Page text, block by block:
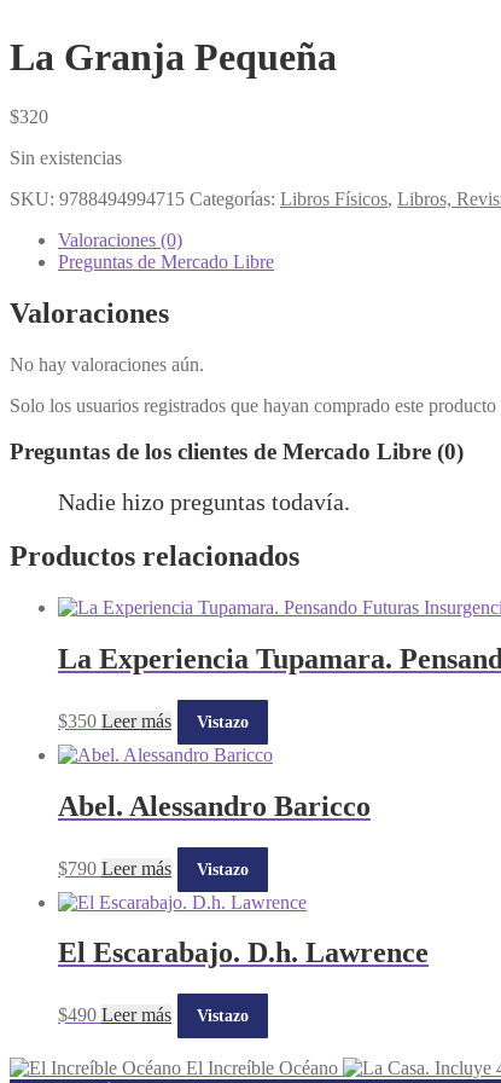
La Granja Pequeña
$320
Sin existencias
SKU: 9788494994715 Categorías: Libros Físicos, Libros,
Valoraciones (0)
Preguntas de Mercado Libre
Valoraciones
No hay valoraciones aún.
Solo los usuarios registrados que hayan comprado este
Preguntas de los clientes de Mercado Libre (0)
Nadie hizo preguntas todavía.
Productos relacionados
La Experiencia Tupamara.
$350 Leer más Vistazo
Abel. Alessandro Baricco
$790 Leer más Vistazo
El Escarabajo. D.h. Lawrence
$490 Leer más Vistazo
El Increíble Océano